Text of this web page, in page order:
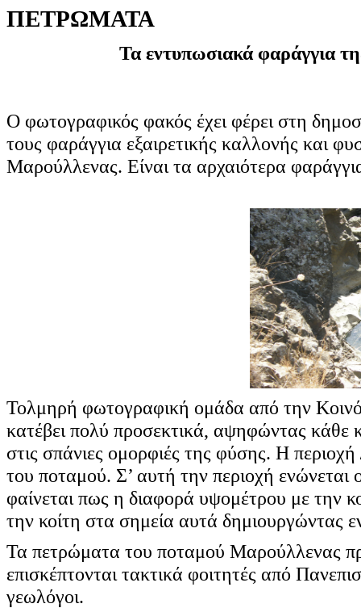
ΠΕΤΡΩΜΑΤΑ
Τα εντυπωσιακά φαράγγια
Ο φωτογραφικός φακός έχει φέρει στη
τους φαράγγια εξαιρετικής καλλονής και
Μαρούλλενας. Είναι τα αρχαιότερα
Τολμηρή φωτογραφική ομάδα από την
κατέβει πολύ προσεκτικά, αψηφώντας κάθε
στις σπάνιες ομορφιές της φύσης. Η
του ποταμού. Σ’ αυτή την περιοχή
φαίνεται πως η διαφορά υψομέτρου με την
την κοίτη στα σημεία αυτά δημιουργώντας
Τα πετρώματα του ποταμού Μαρούλλενας
επισκέπτονται τακτικά φοιτητές από
γεωλόγοι.